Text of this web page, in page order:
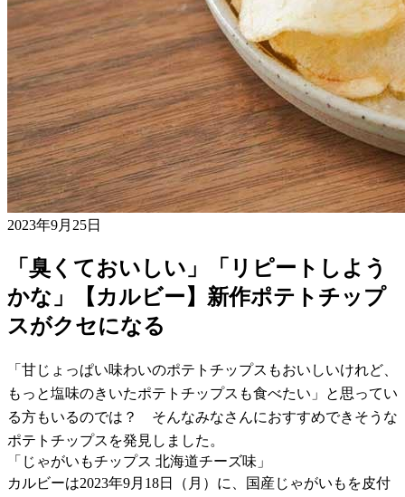
2023年9月25日
「臭くておいしい」「リピートしよう
かな」【カルビー】新作ポテトチップ
スがクセになる
「甘じょっぱい味わいのポテトチップスもおいしいけれど、
もっと塩味のきいたポテトチップスも食べたい」と思ってい
る方もいるのでは？ そんなみなさんにおすすめできそうな
ポテトチップスを発見しました。
「じゃがいもチップス 北海道チーズ味」
カルビーは2023年9月18日（月）に、国産じゃがいもを皮付